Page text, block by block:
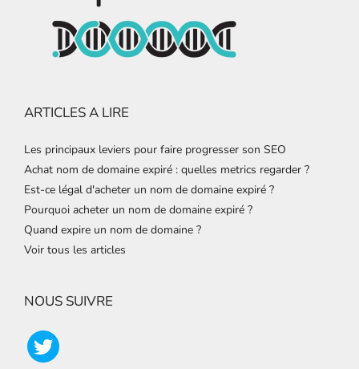
ARTICLES A LIRE
Les principaux leviers pour faire progresser son SEO
Achat nom de domaine expiré : quelles metrics regarder ?
Est-ce légal d'acheter un nom de domaine expiré ?
Pourquoi acheter un nom de domaine expiré ?
Quand expire un nom de domaine ?
Voir tous les articles
NOUS SUIVRE